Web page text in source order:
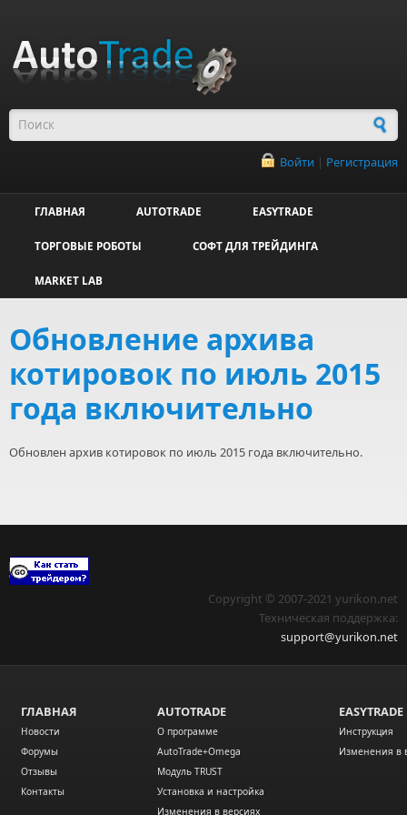
Форма поиска
Войти | Регистрация
ГЛАВНАЯ AUTOTRADE EASYTRADE
ТОРГОВЫЕ РОБОТЫ СОФТ ДЛЯ ТРЕЙДИНГА
MARKET LAB
Обновление архива
котировок по июль 2015
года включительно
Обновлен архив котировок по июль 2015 года включительно.
Сopyright © 2007-2021 yurikon.net
Техническая поддержка:
support@yurikon.net
ГЛАВНАЯ
Новости
Форумы
Отзывы
Контакты
AUTOTRADE
О программе
AutoTrade+Omega
Модуль TRUST
Установка и настройка
Изменения в версиях
EASYTRADE
Инструкция
Изменения в